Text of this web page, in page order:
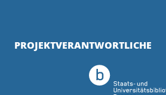
PROJEKTVERANTWORTLICHE